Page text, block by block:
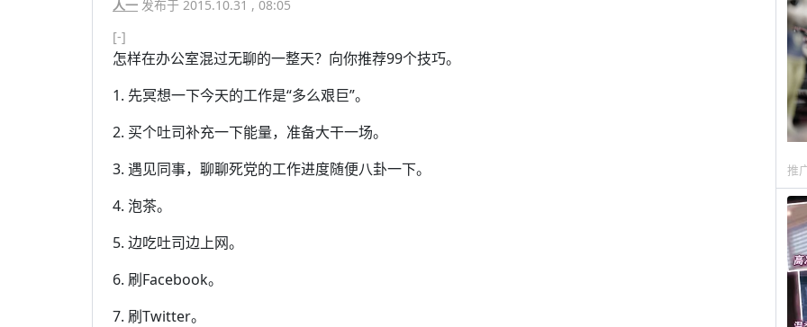
人一 发布于 2015.10.31 , 08:05
[-]
怎样在办公室混过无聊的一整天？向你推荐99个技巧。
1. 先冥想一下今天的工作是“多么艰巨”。
2. 买个吐司补充一下能量，准备大干一场。
3. 遇见同事，聊聊死党的工作进度随便八卦一下。
4. 泡茶。
5. 边吃吐司边上网。
6. 刷Facebook。
7. 刷Twitter。
推